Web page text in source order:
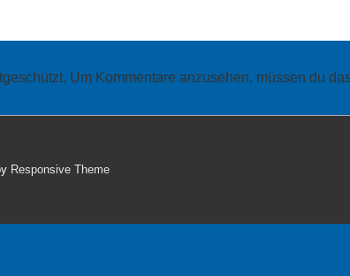
Um Kommentare anzusehen, müssen du
Responsive Theme